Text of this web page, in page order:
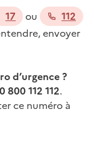
17 ou
112
envoyer
d’urgence ?
112 112.
ce numéro à